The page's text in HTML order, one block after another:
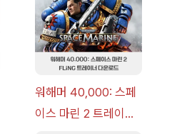
워해머 40,000: 스페
이스 마린 2 트레이너